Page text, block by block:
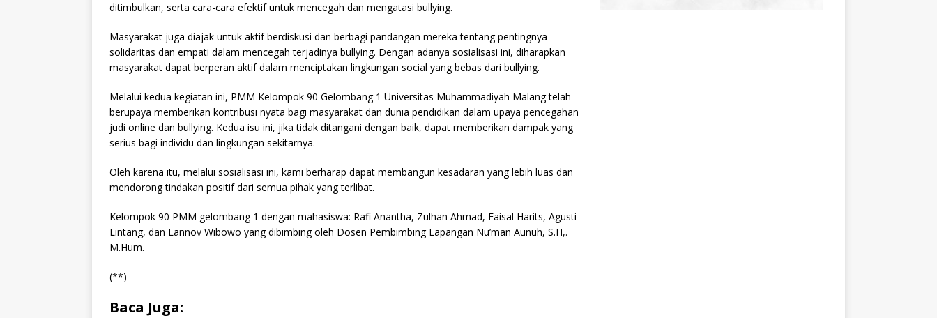
ditimbulkan, serta cara-cara efektif untuk mencegah dan mengatasi bullying.
Masyarakat juga diajak untuk aktif berdiskusi dan berbagi pandangan mereka tentang pentingnya
solidaritas dan empati dalam mencegah terjadinya bullying. Dengan adanya sosialisasi ini, diharapkan
masyarakat dapat berperan aktif dalam menciptakan lingkungan social yang bebas dari bullying.
Melalui kedua kegiatan ini, PMM Kelompok 90 Gelombang 1 Universitas Muhammadiyah Malang telah
berupaya memberikan kontribusi nyata bagi masyarakat dan dunia pendidikan dalam upaya pencegahan
judi online dan bullying. Kedua isu ini, jika tidak ditangani dengan baik, dapat memberikan dampak yang
serius bagi individu dan lingkungan sekitarnya.
Oleh karena itu, melalui sosialisasi ini, kami berharap dapat membangun kesadaran yang lebih luas dan
mendorong tindakan positif dari semua pihak yang terlibat.
Kelompok 90 PMM gelombang 1 dengan mahasiswa: Rafi Anantha, Zulhan Ahmad, Faisal Harits, Agusti
Lintang, dan Lannov Wibowo yang dibimbing oleh Dosen Pembimbing Lapangan Nu’man Aunuh, S.H,.
M.Hum.
(**)
Baca Juga: